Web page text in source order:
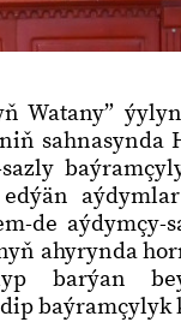
Watany”
sahnasynda
de aýdymçy-
ahyrynda
alyp barýan